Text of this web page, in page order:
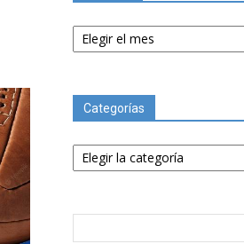
Archivos
Categorías
Categorías